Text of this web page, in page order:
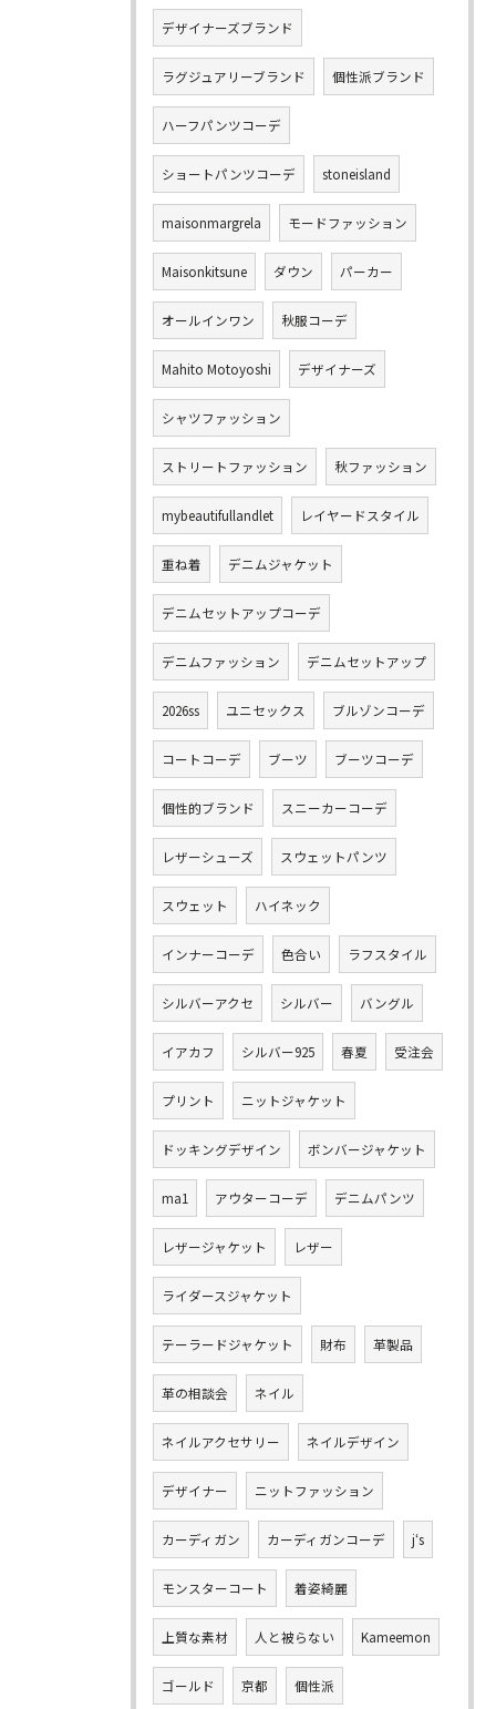
デザイナーズブランド
ラグジュアリーブランド 個性派ブランド
ハーフパンツコーデ
ショートパンツコーデ stoneisland
maisonmargrela モードファッション
Maisonkitsune ダウン パーカー
オールインワン 秋服コーデ
Mahito Motoyoshi デザイナーズ
シャツファッション
ストリートファッション 秋ファッション
mybeautifullandlet レイヤードスタイル
重ね着 デニムジャケット
デニムセットアップコーデ
デニムファッション デニムセットアップ
2026ss ユニセックス ブルゾンコーデ
コートコーデ ブーツ ブーツコーデ
個性的ブランド スニーカーコーデ
レザーシューズ スウェットパンツ
スウェット ハイネック
インナーコーデ 色合い ラフスタイル
シルバーアクセ シルバー バングル
イアカフ シルバー925 春夏 受注会
プリント ニットジャケット
ドッキングデザイン ボンバージャケット
ma1 アウターコーデ デニムパンツ
レザージャケット レザー
ライダースジャケット
テーラードジャケット 財布 革製品
革の相談会 ネイル
ネイルアクセサリー ネイルデザイン
デザイナー ニットファッション
カーディガン カーディガンコーデ j‘s
モンスターコート 着姿綺麗
上質な素材 人と被らない Kameemon
ゴールド 京都 個性派